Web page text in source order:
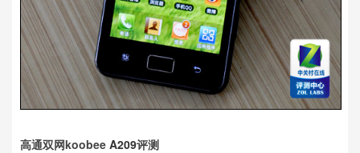
高通双网koobee A209评测